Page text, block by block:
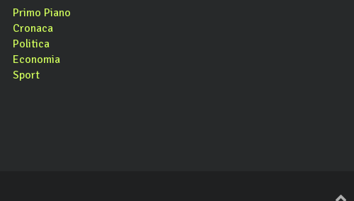
Primo Piano
Cronaca
Politica
Economia
Sport